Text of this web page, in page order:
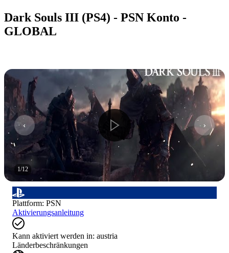
Dark Souls III (PS4) - PSN Konto -
GLOBAL
1/12
Plattform: PSN
Aktivierungsanleitung
Kann aktiviert werden in: austria
Länderbeschränkungen